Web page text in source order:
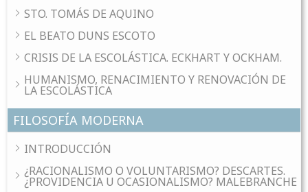
STO. TOMÁS DE AQUINO
EL BEATO DUNS ESCOTO
CRISIS DE LA ESCOLÁSTICA. ECKHART Y OCKHAM.
HUMANISMO, RENACIMIENTO Y RENOVACIÓN DE
LA ESCOLÁSTICA
FILOSOFÍA MODERNA
INTRODUCCIÓN
¿RACIONALISMO O VOLUNTARISMO? DESCARTES.
¿PROVIDENCIA U OCASIONALISMO? MALEBRANCHE